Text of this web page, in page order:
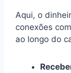
Aqui, o
conexões
ao longo do